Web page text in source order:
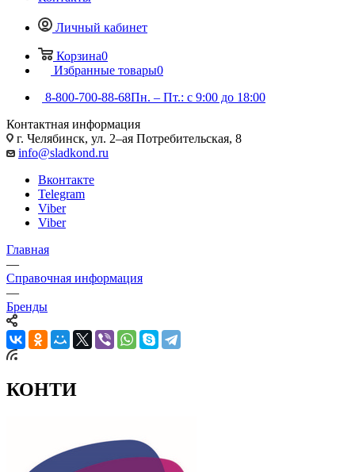
Личный кабинет
Корзина0
Избранные товары0
8-800-700-88-68Пн. – Пт.: с 9:00 до 18:00
Контактная информация
г. Челябинск, ул. 2–ая Потребительская, 8
info@sladkond.ru
Вконтакте
Telegram
Viber
Viber
Главная
—
Справочная информация
—
Бренды
КОНТИ